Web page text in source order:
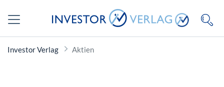
Investor Verlag Aktien